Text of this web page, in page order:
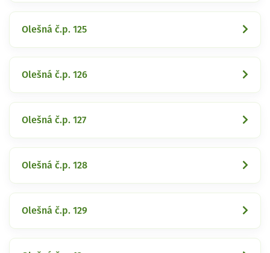
Olešná č.p. 125
Olešná č.p. 126
Olešná č.p. 127
Olešná č.p. 128
Olešná č.p. 129